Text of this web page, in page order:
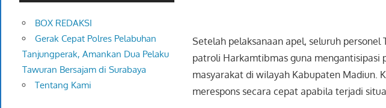
Setelah pelaksanaan apel, seluruh
patroli Harkamtibmas guna mengantisipasi
masyarakat di wilayah Kabupaten Madiun.
merespons secara cepat apabila terjadi
BOX REDAKSI
Gerak Cepat Polres Pelabuhan
Tanjungperak, Amankan Dua Pelaku
Tawuran Bersajam di Surabaya
Tentang Kami